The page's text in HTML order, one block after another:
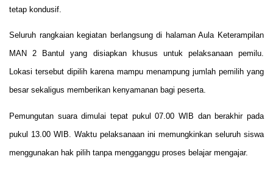
tetap kondusif.
Seluruh rangkaian kegiatan berlangsung di halaman Aula Keterampilan
MAN 2 Bantul yang disiapkan khusus untuk pelaksanaan pemilu.
Lokasi tersebut dipilih karena mampu menampung jumlah pemilih yang
besar sekaligus memberikan kenyamanan bagi peserta.
Pemungutan suara dimulai tepat pukul 07.00 WIB dan berakhir pada
pukul 13.00 WIB. Waktu pelaksanaan ini memungkinkan seluruh siswa
menggunakan hak pilih tanpa mengganggu proses belajar mengajar.